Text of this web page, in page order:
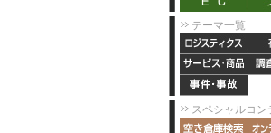
テーマ一覧
スペシャルコ